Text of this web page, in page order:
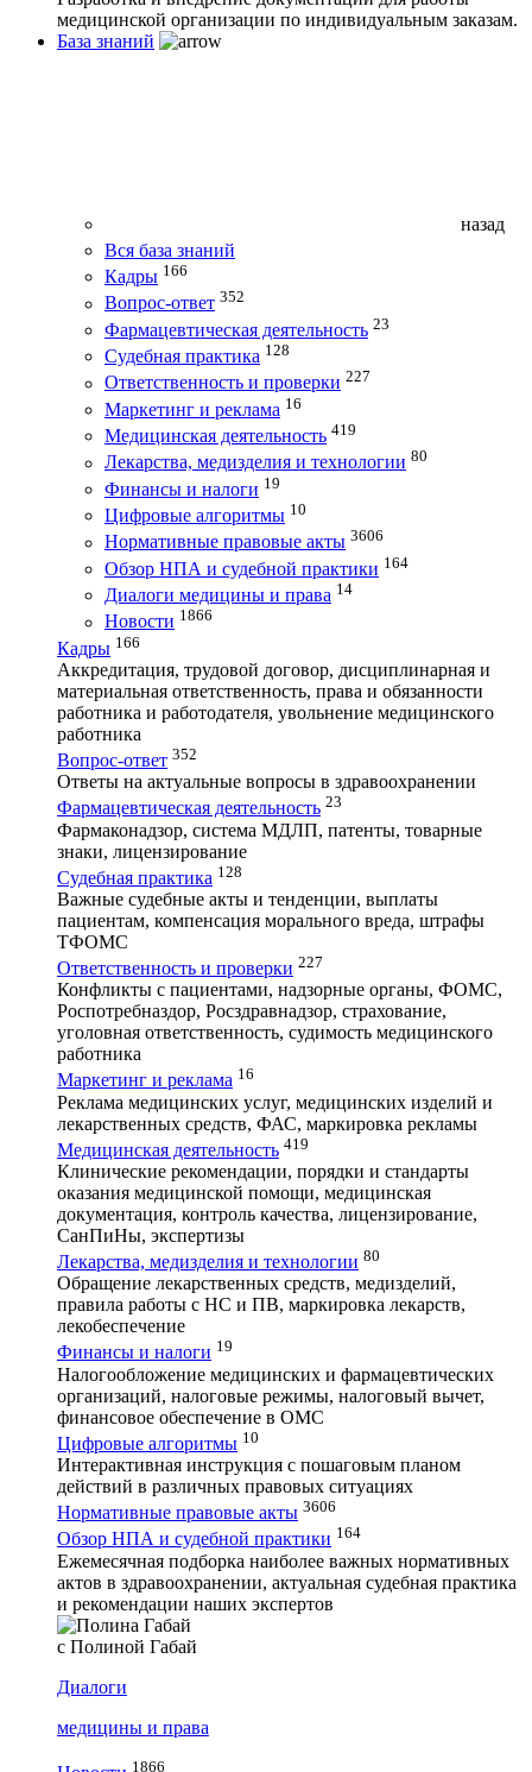
медицинской организации по индивидуальным заказам.
База знаний
назад
Вся база знаний
Кадры 166
Вопрос-ответ 352
Фармацевтическая деятельность 23
Судебная практика 128
Ответственность и проверки 227
Маркетинг и реклама 16
Медицинская деятельность 419
Лекарства, медизделия и технологии 80
Финансы и налоги 19
Цифровые алгоритмы 10
Нормативные правовые акты 3606
Обзор НПА и судебной практики 164
Диалоги медицины и права 14
Новости 1866
Кадры 166
Аккредитация, трудовой договор, дисциплинарная и
материальная ответственность, права и обязанности
работника и работодателя, увольнение медицинского
работника
Вопрос-ответ 352
Ответы на актуальные вопросы в здравоохранении
Фармацевтическая деятельность 23
Фармаконадзор, система МДЛП, патенты, товарные
знаки, лицензирование
Судебная практика 128
Важные судебные акты и тенденции, выплаты
пациентам, компенсация морального вреда, штрафы
ТФОМС
Ответственность и проверки 227
Конфликты с пациентами, надзорные органы, ФОМС,
Роспотребназдор, Росздравнадзор, страхование,
уголовная ответственность, судимость медицинского
работника
Маркетинг и реклама 16
Реклама медицинских услуг, медицинских изделий и
лекарственных средств, ФАС, маркировка рекламы
Медицинская деятельность 419
Клинические рекомендации, порядки и стандарты
оказания медицинской помощи, медицинская
документация, контроль качества, лицензирование,
СанПиНы, экспертизы
Лекарства, медизделия и технологии 80
Обращение лекарственных средств, медизделий,
правила работы с НС и ПВ, маркировка лекарств,
лекобеспечение
Финансы и налоги 19
Налогообложение медицинских и фармацевтических
организаций, налоговые режимы, налоговый вычет,
финансовое обеспечение в ОМС
Цифровые алгоритмы 10
Интерактивная инструкция с пошаговым планом
действий в различных правовых ситуациях
Нормативные правовые акты 3606
Обзор НПА и судебной практики 164
Ежемесячная подборка наиболее важных нормативных
актов в здравоохранении, актуальная судебная практика
и рекомендации наших экспертов
с Полиной Габай
Диалоги
медицины и права
1866